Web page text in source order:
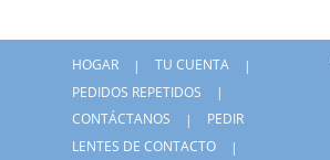
HOGAR
TU CUENTA
PEDIDOS REPETIDOS
CONTÁCTANOS
PEDIR
LENTES DE CONTACTO